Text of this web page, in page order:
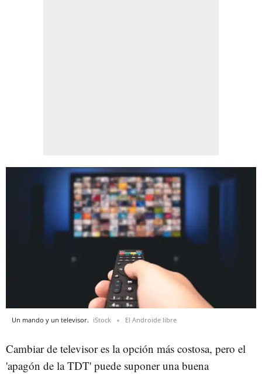
Un mando y un televisor. iStock El Androide libre
Cambiar de televisor es la opción más costosa, pero el
'apagón de la TDT' puede suponer una buena